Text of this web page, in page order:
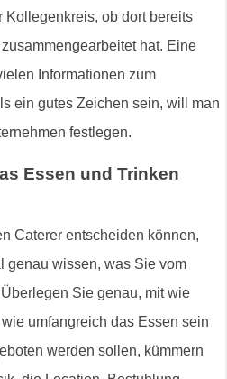
Kollegenkreis, ob dort bereits
hat. Eine
Informationen zum
ein gutes Zeichen sein, will man
festlegen.
Essen und Trinken
Caterer entscheiden können,
genau wissen, was Sie vom
Sie genau, mit wie
umfangreich das Essen sein
werden sollen, kümmern